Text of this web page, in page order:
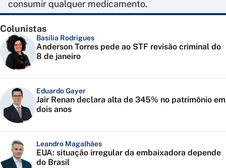
consumir qualquer medicamento.
Colunistas
Basília Rodrigues
Anderson Torres pede ao STF revisão criminal do
8 de janeiro
Eduardo Gayer
Jair Renan declara alta de 345% no patrimônio em
dois anos
Leandro Magalhães
EUA: situação irregular da embaixadora depende
do Brasil